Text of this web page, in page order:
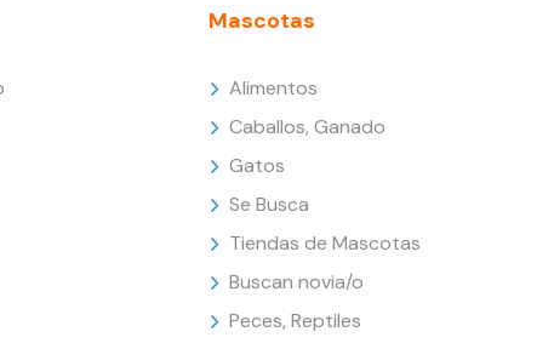
Mascotas
Alimentos
Caballos, Ganado
Gatos
Se Busca
Tiendas de Mascotas
Buscan novia/o
Peces, Reptiles